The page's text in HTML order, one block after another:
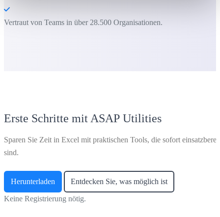
Vertraut von Teams in über 28.500 Organisationen.
Erste Schritte mit ASAP Utilities
Sparen Sie Zeit in Excel mit praktischen Tools, die sofort einsatzbereit
sind.
Herunterladen Entdecken Sie, was möglich ist
Keine Registrierung nötig.